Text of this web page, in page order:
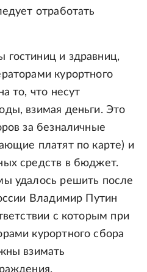
отработать
и здравниц,
курортного
то, что несут
взимая деньги. Это
за безналичные
платят по карте) и
средств в бюджет.
удалось решить после
Владимир Путин
с которым при
курортного сбора
взимать